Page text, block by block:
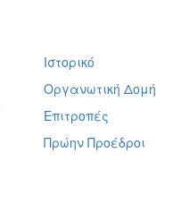
Ιστορικό
Οργανωτική Δομή
Επιτροπές
Πρώην Προέδροι